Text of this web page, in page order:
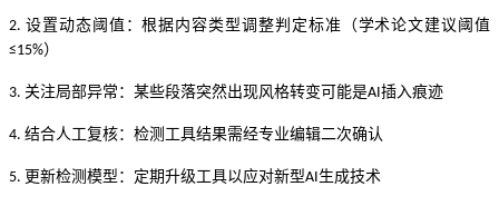
2. 设置动态阈值：根据内容类型调整判定标准（学术论文建议阈值
≤15%）
3. 关注局部异常：某些段落突然出现风格转变可能是AI插入痕迹
4. 结合人工复核：检测工具结果需经专业编辑二次确认
5. 更新检测模型：定期升级工具以应对新型AI生成技术